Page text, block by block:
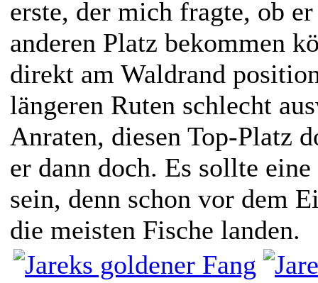
erste, der mich fragte, ob
anderen Platz bekommen
direkt am Waldrand
längeren Ruten schlecht
Anraten, diesen Top-Platz
er dann doch. Es sollte
sein, denn schon vor dem
die meisten Fische landen.